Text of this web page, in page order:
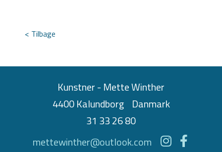
< Tilbage
Kunstner - Mette Winther
4400 Kalundborg Danmark
31 33 26 80
mettewinther@outlook.com